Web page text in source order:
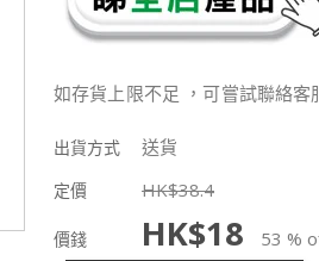
如存貨上限不足 ，可嘗試聯絡
出貨方式 送貨
定價 HK$38.4
價錢 HK$18 53 %